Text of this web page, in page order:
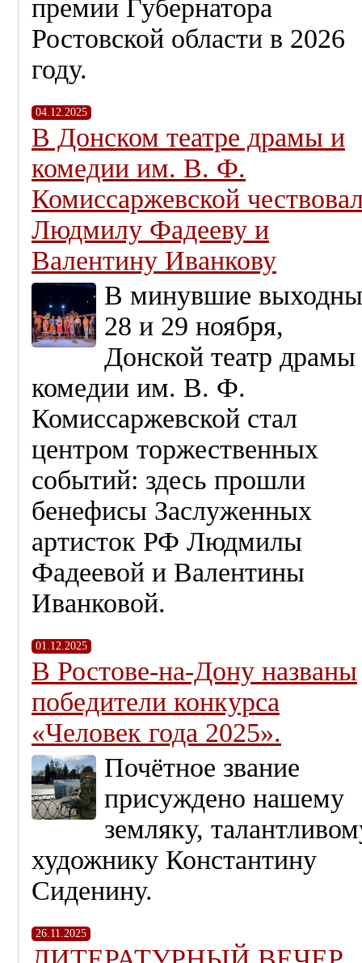
премии Губернатора
Ростовской области в 2026
году.
04.12.2025
В Донском театре драмы и
комедии им. В. Ф.
Комиссаржевской
Людмилу Фадееву и
Валентину Иванкову
В минувшие
28 и 29 ноября,
Донской театр
комедии им. В. Ф.
Комиссаржевской стал
центром торжественных
событий: здесь прошли
бенефисы Заслуженных
артисток РФ Людмилы
Фадеевой и Валентины
Иванковой.
01.12.2025
В Ростове-на-Дону названы
победители конкурса
«Человек года 2025».
Почётное звание
присуждено нашему
земляку,
художнику Константину
Сиденину.
26.11.2025